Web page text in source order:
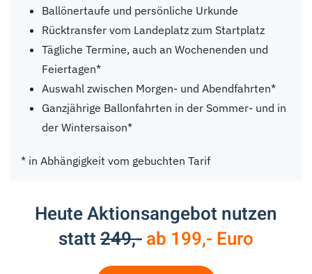
Ballönertaufe und persönliche Urkunde
Rücktransfer vom Landeplatz zum Startplatz
Tägliche Termine, auch an Wochenenden und
Feiertagen*
Auswahl zwischen Morgen- und Abendfahrten*
Ganzjährige Ballonfahrten in der Sommer- und in
der Wintersaison*
* in Abhängigkeit vom gebuchten Tarif
Heute Aktionsangebot nutzen
statt249,-ab 199,- Euro